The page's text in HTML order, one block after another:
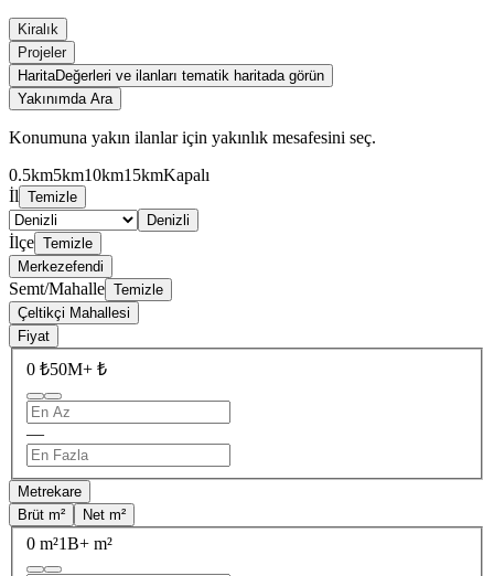
Kiralık
Projeler
HaritaDeğerleri ve ilanları tematik haritada görün
Yakınımda Ara
Konumuna yakın ilanlar için yakınlık mesafesini seç.
0.5km5km10km15kmKapalı
İl Temizle
Denizli
İlçe Temizle
Merkezefendi
Semt/Mahalle Temizle
Çeltikçi Mahallesi
Fiyat
0 ₺50M+ ₺
—
Metrekare
Brüt m²
Net m²
0 m²1B+ m²